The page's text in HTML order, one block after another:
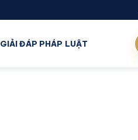
GIẢI ĐÁP PHÁP LUẬT